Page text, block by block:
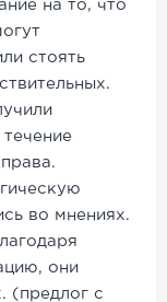
на то, что
стоять
во мнениях.
они
(предлог с